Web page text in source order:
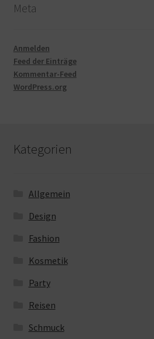
Meta
Anmelden
Feed der Einträge
Kommentar-Feed
WordPress.org
Kategorien
Allgemein
Design
Fashion
Kosmetik
Party
Reisen
Schmuck